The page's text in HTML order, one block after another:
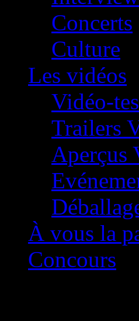
Concerts
Culture
Les vidéos
Vidéo-
Trailers
Aperçus
À vous la
Concours